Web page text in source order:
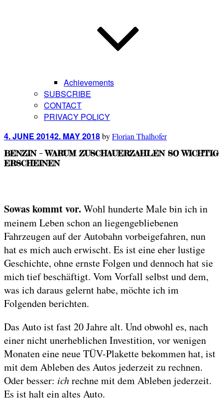
Achievements
SUBSCRIBE
CONTACT
PRIVACY POLICY
Posted
4. JUNE 20142. MAY 2018byFlorian Thalhofer
BENZIN – WARUM ZUSCHAUERZAHLEN SO WICHTIG
ERSCHEINEN
Sowas kommt vor. Wohl hunderte Male bin ich in
meinem Leben schon an liegengebliebenen
Fahrzeugen auf der Autobahn vorbeigefahren, nun
hat es mich auch erwischt. Es ist eine eher lustige
Geschichte, ohne ernste Folgen und dennoch hat sie
mich tief beschäftigt. Vom Vorfall selbst und dem,
was ich daraus gelernt habe, möchte ich im
Folgenden berichten.
Das Auto ist fast 20 Jahre alt. Und obwohl es, nach
einer nicht unerheblichen Investition, vor wenigen
Monaten eine neue TÜV-Plakette bekommen hat, ist
mit dem Ableben des Autos jederzeit zu rechnen.
Oder besser: ichrechne mit dem Ableben jederzeit.
Es ist halt ein altes Auto.